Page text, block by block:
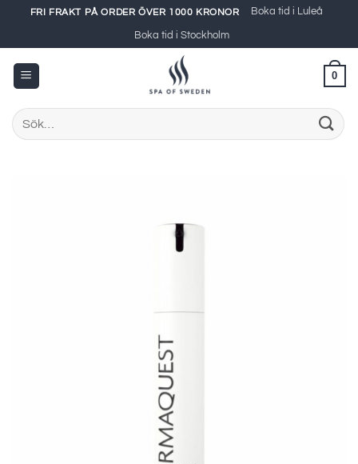
content
FRI FRAKT PÅ ORDER ÖVER 1000 KRONOR Boka tid i Luleå
Boka tid i Stockholm
0
Sök
efter: